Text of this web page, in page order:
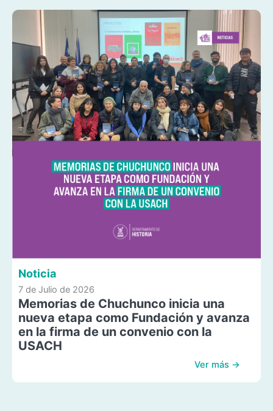
Noticia
7 de Julio de 2026
Memorias de Chuchunco inicia una
nueva etapa como Fundación y avanza
en la firma de un convenio con la
USACH
Ver más →